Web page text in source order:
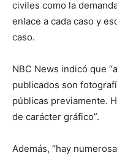
civiles como la
enlace a cada caso y
caso.
NBC News indicó que
publicados son
públicas previamente.
de carácter gráfico”.
Además, “hay